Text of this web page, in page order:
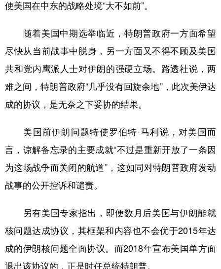
使美国在中东的战略处境“大不如前”。
随着美国中期选举临近，特朗普政府一方面希望
尽快从当前战事中脱身，另一方面又不得不顾及美国
共和党内鹰派人士对伊朗的强硬立场。路透社说，两
难之间，特朗普政府“几乎没有回旋余地”，此次美伊达
成的协议，是无奈之下妥协的结果。
美国前伊朗问题特使罗伯特·马利说，对美国而
言，谅解备忘录的主要成就“不过是重新开放了一条因
为这场战争而关闭的航道”，这如同对特朗普政府发动
战事的公开控诉和谴责。
另有美国专家指出，即便数月后美国与伊朗能就
核问题达成协议，其框架和内容也不会优于2015年达
成的伊朗核问题全面协议。而2018年宣布美国单方面
退出该协议的，正是时任总统特朗普。